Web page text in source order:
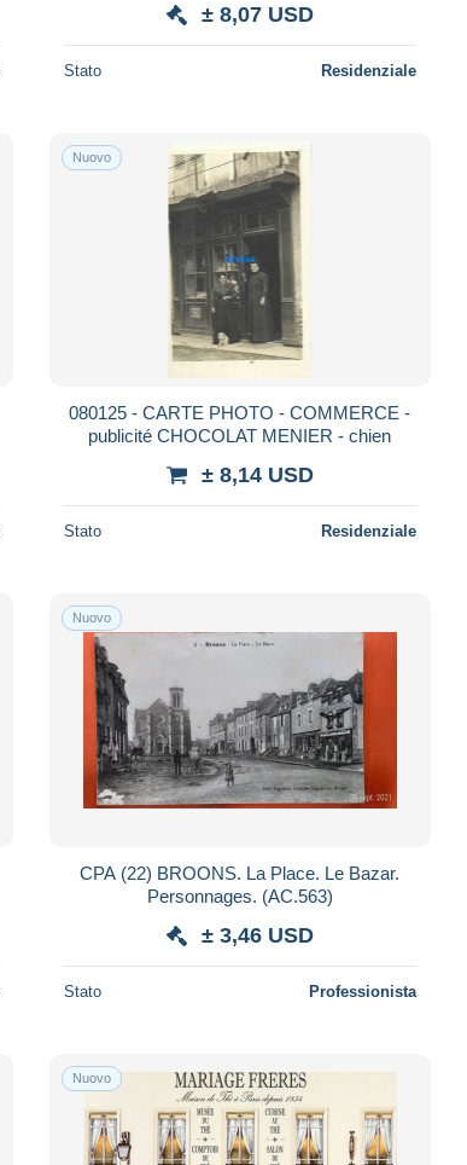
± 8,07 USD
Stato Residenziale
Nuovo
080125 - CARTE PHOTO - COMMERCE -
publicité CHOCOLAT MENIER - chien
± 8,14 USD
Stato Residenziale
Nuovo
CPA (22) BROONS. La Place. Le Bazar.
Personnages. (AC.563)
± 3,46 USD
Stato Professionista
Nuovo